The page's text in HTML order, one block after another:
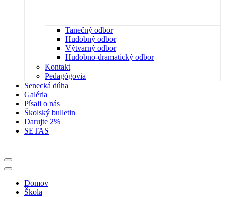
Tanečný odbor
Hudobný odbor
Výtvarný odbor
Hudobno-dramatický odbor
Kontakt
Pedagógovia
Senecká dúha
Galéria
Písali o nás
Školský bulletin
Darujte 2%
SETAS
Menu
navigácie
Menu
navigácieDomov
Škola